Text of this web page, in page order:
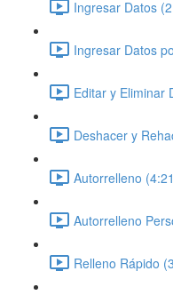
Ingresar Datos
Ingresar Datos
Editar y Eliminar
Deshacer y
Autorrelleno
Autorrelleno
Relleno Rápido